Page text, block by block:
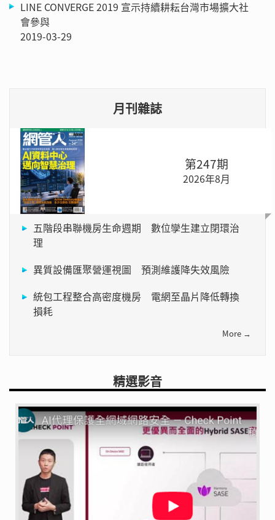
LINE CONVERGE 2019 宣示持續耕耘台灣市場擴大社
會參與
2019-03-29
月刊雜誌
第247期
2026年8月
五階段串聯機房生命週期 數位孿生建立閉環治
理
異質設備匯聚營運視圖 預測維護降失效風險
統包工程整合高密度機房 電網至晶片降低轉換
損耗
More →
精選影音